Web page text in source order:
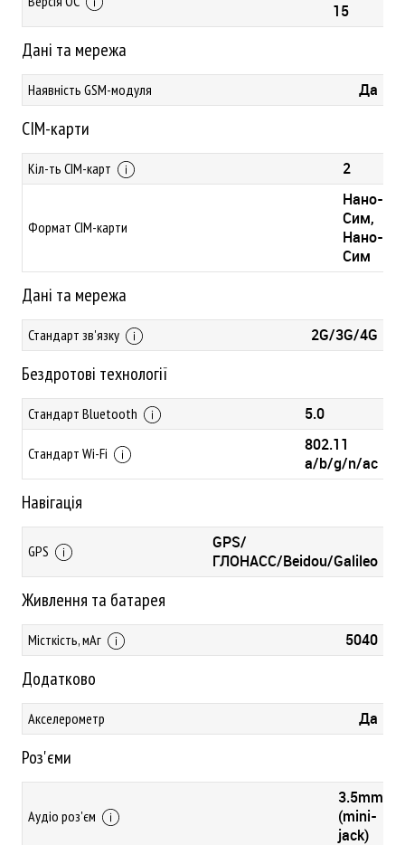
15
Дані та мережа
Наявність GSM-модуля Да
СІМ-карти
Кіл-ть СІМ-карт 2
Формат СІМ-карти
Нано-
Сим,
Нано-
Сим
Дані та мережа
Стандарт зв'язку 2G/3G/4G
Бездротові технології
Стандарт Bluetooth 5.0
Стандарт Wi-Fi
802.11
a/b/g/n/ac
Навігація
GPS
GPS/
ГЛОНАСС/Beidou/Galileo
Живлення та батарея
Місткість, мАг 5040
Додатково
Акселерометр Да
Роз'єми
Аудіо роз'єм
3.5mm
(mini-
jack)